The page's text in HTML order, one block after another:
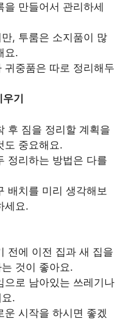
을 만들어서 관리하세
, 투룸은 소지품이 많
요.
귀중품은 따로 정리해두
기
후 짐을 정리할 계획을
도 중요해요.
정리하는 방법은 다를
배치를 미리 생각해보
세요.
전에 이전 집과 새 집을
것이 좋아요.
으로 남아있는 쓰레기나
.
운 시작을 하시면 좋겠